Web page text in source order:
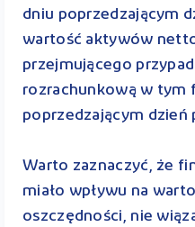
dniu poprzedzającym
wartość aktywów
przejmującego
rozrachunkową w tym
poprzedzającym dzień
Warto zaznaczyć, że
miało wpływu na
oszczędności, nie